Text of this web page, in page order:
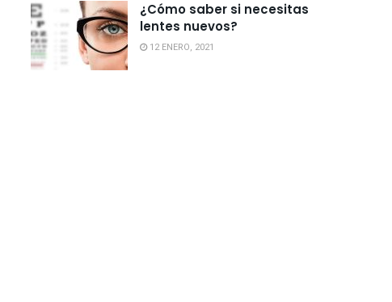
¿Cómo saber si necesitas
lentes nuevos?
12 ENERO, 2021